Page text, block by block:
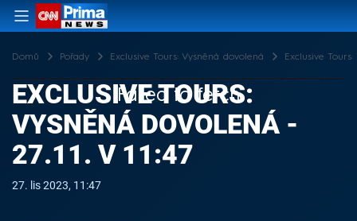
Domů Pořady Exclusive Tours: Vysněná dovolená Exclusive
Failed to fetch
EXCLUSIVE TOURS:
VYSNĚNÁ DOVOLENÁ -
27.11. V 11:47
27. lis 2023, 11:47